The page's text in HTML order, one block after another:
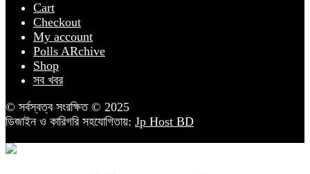
Cart
Checkout
My account
Polls ARchive
Shop
সব খবর
© সর্বস্বত্ব সংরক্ষিত © 2025
ডিজাইন ও কারিগরি সহযোগিতায়: Jp Host BD